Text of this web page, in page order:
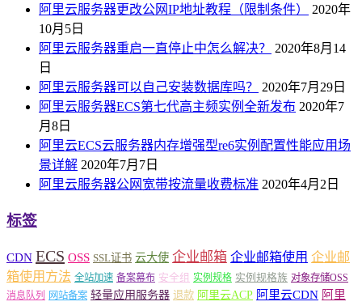
阿里云服务器更改公网IP地址教程（限制条件）
2020年
10月5日
阿里云服务器重启一直停止中怎么解决？
2020年8月14
日
阿里云服务器可以自己安装数据库吗？
2020年7月29日
阿里云服务器ECS第七代高主频实例全新发布 2020年7
月8日
阿里云ECS云服务器内存增强型re6实例配置性能应用场
景详解 2020年7月7日
阿里云服务器公网宽带按流量收费标准 2020年4月2日
标签
CDN ECS OSS SSL证书 云大使 企业邮箱 企业邮箱使用 企业邮
箱使用方法 全站加速 备案幕布 安全组 实例规格 实例规格族 对象存储OSS
消息队列
网站备案 轻量应用服务器 退款 阿里云ACP 阿里云CDN 阿里